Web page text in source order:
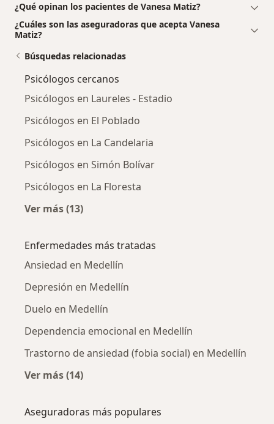
¿Qué opinan los pacientes de Vanesa Matiz?
¿Cuáles son las aseguradoras que acepta Vanesa
Matiz?
Búsquedas relacionadas
Psicólogos cercanos
Psicólogos en Laureles - Estadio
Psicólogos en El Poblado
Psicólogos en La Candelaria
Psicólogos en Simón Bolívar
Psicólogos en La Floresta
Ver más (13)
Enfermedades más tratadas
Ansiedad en Medellín
Depresión en Medellín
Duelo en Medellín
Dependencia emocional en Medellín
Trastorno de ansiedad (fobia social) en Medellín
Ver más (14)
Aseguradoras más populares